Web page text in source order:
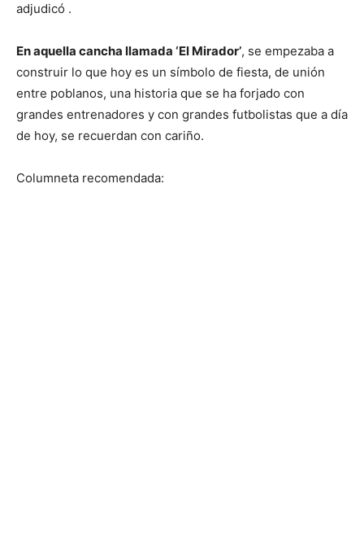
adjudicó .
En aquella cancha llamada ‘El Mirador’, se empezaba a
construir lo que hoy es un símbolo de fiesta, de unión
entre poblanos, una historia que se ha forjado con
grandes entrenadores y con grandes futbolistas que a día
de hoy, se recuerdan con cariño.
Columneta recomendada: